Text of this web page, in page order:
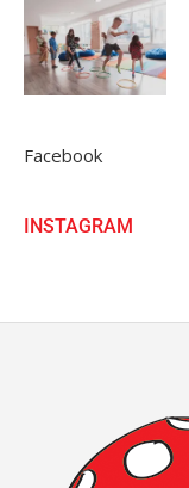
Facebook
INSTAGRAM